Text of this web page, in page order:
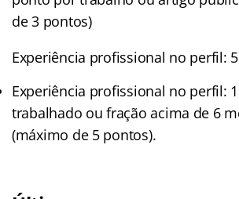
de 3 pontos)
Experiência profissional no perfil:
Experiência profissional no perfil:
trabalhado ou fração acima de 6
(máximo de 5 pontos).